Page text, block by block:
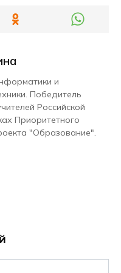
и
Победитель
Российской
Приоритетного
"Образование".